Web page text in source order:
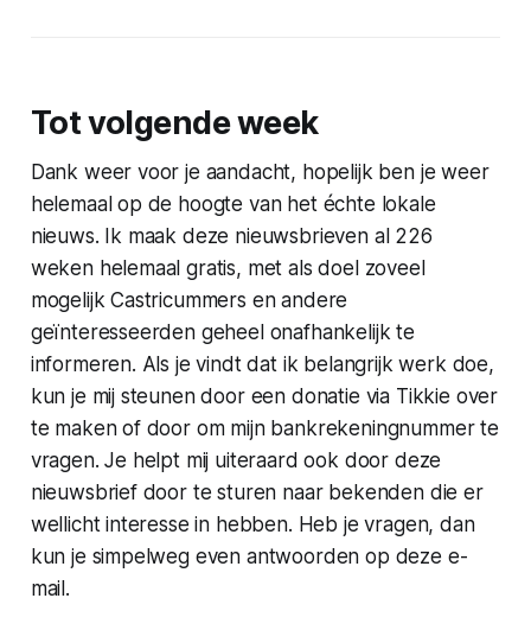
Tot volgende week
Dank weer voor je aandacht, hopelijk ben je weer
helemaal op de hoogte van het échte lokale
nieuws. Ik maak deze nieuwsbrieven al 226
weken helemaal gratis, met als doel zoveel
mogelijk Castricummers en andere
geïnteresseerden geheel onafhankelijk te
informeren. Als je vindt dat ik belangrijk werk doe,
kun je mij steunen door een donatie via Tikkie over
te maken of door om mijn bankrekeningnummer te
vragen. Je helpt mij uiteraard ook door deze
nieuwsbrief door te sturen naar bekenden die er
wellicht interesse in hebben. Heb je vragen, dan
kun je simpelweg even antwoorden op deze e-
mail.